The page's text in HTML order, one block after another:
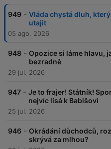
949 - Vláda chystá dluh,
utajit
05 ago. 2026
948 - Opozice si láme hlavu,
bezradně
29 jul. 2026
947 - Je to frajer! Státník!
nejvíc lísá k Babišovi
25 jul. 2026
946 - Okrádání důchodců,
skrývá za mlhou?